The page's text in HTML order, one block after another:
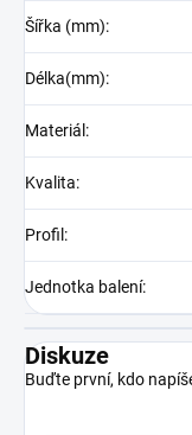
Šířka (mm):
Délka(mm):
Materiál :
Kvalita:
Profil :
Jednotka balení:
Diskuze
Buďte první, kdo